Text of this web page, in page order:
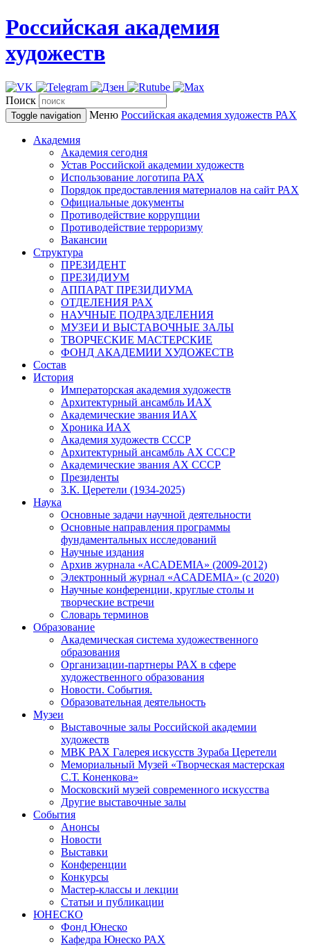
Российская академия
художеств
Поиск
Toggle navigation Меню Российская академия художеств РАХ
Академия
Академия сегодня
Устав Российской академии художеств
Использование логотипа РАХ
Порядок предоставления материалов на сайт РАХ
Официальные документы
Противодействие коррупции
Противодействие терроризму
Вакансии
Структура
ПРЕЗИДЕНТ
ПРЕЗИДИУМ
АППАРАТ ПРЕЗИДИУМА
ОТДЕЛЕНИЯ РАХ
НАУЧНЫЕ ПОДРАЗДЕЛЕНИЯ
МУЗЕИ И ВЫСТАВОЧНЫЕ ЗАЛЫ
ТВОРЧЕСКИЕ МАСТЕРСКИЕ
ФОНД АКАДЕМИИ ХУДОЖЕСТВ
Состав
История
Императорская академия художеств
Архитектурный ансамбль ИАХ
Академические звания ИАХ
Хроника ИАХ
Академия художеств СССР
Архитектурный ансамбль АХ СССР
Академические звания АХ СССР
Президенты
З.К. Церетели (1934-2025)
Наука
Основные задачи научной деятельности
Основные направления программы
фундаментальных исследований
Научные издания
Архив журнала «ACADEMIA» (2009-2012)
Электронный журнал «ACADEMIA» (с 2020)
Научные конференции, круглые столы и
творческие встречи
Словарь терминов
Образование
Академическая система художественного
образования
Организации-партнеры РАХ в сфере
художественного образования
Новости. События.
Образовательная деятельность
Музеи
Выставочные залы Российской академии
художеств
МВК РАХ Галерея искусств Зураба Церетели
Мемориальный Музей «Творческая мастерская
С.Т. Коненкова»
Московский музей современного искусства
Другие выставочные залы
События
Анонсы
Новости
Выставки
Конференции
Конкурсы
Мастер-классы и лекции
Статьи и публикации
ЮНЕСКО
Фонд Юнеско
Кафедра Юнеско РАХ